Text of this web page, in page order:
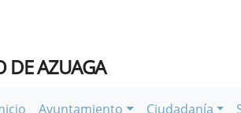
DE AZUAGA
Ayuntamiento Ciudadanía